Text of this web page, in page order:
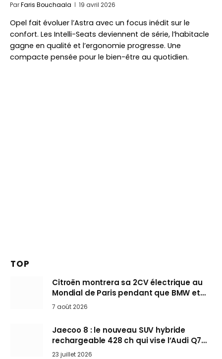
ParFaris Bouchaala 19 avril 2026
Opel fait évoluer l’Astra avec un focus inédit sur le
confort. Les Intelli-Seats deviennent de série, l’habitacle
gagne en qualité et l’ergonomie progresse. Une
compacte pensée pour le bien-être au quotidien.
TOP
Citroën montrera sa 2CV électrique au
Mondial de Paris pendant que BMW et
Mini désertent le salon
7 août 2026
Jaecoo 8 : le nouveau SUV hybride
rechargeable 428 ch qui vise l’Audi Q7
arrive en Europe cet automne
23 juillet 2026